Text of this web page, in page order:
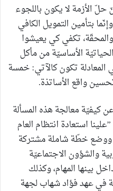
الأزمة لا يكون باللجوء
بتأمين التمويل الكافي
والمحقّة، تكفي كي يعيشوا
الأساسيّة من مأكل
المعادلة تكون كالآتي: خمسة
واقع الأساتذة.
كيفيّة معالجة هذه المسألة
استعادة انتظام العام
ووضع خطّة شاملة مشتركة
والشؤون الاجتماعيّة
بينها المهام، وكذلك
في عهد فؤاد شهاب لجهة